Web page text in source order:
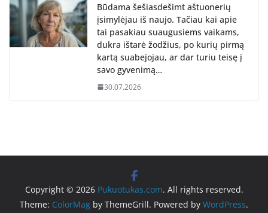
Būdama šešiasdešimt aštuonerių
įsimylėjau iš naujo. Tačiau kai apie
tai pasakiau suaugusiems vaikams,
dukra ištarė žodžius, po kurių pirmą
kartą suabejojau, ar dar turiu teisę į
savo gyvenimą…
30.07.2026
Copyright © 2026 Pukuotukas.com. All rights reserved.
Theme: ColorMag by ThemeGrill. Powered by WordPress.